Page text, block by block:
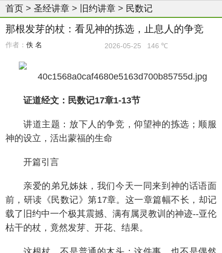
首页 > 圣经讲章 > 旧约讲章 > 民数记
那根发芽的杖：看见神的拣选，止息人的争竞
作者： 佚 名 2026-05-25 146 ℃
证道经文：民数记17章1-13节
讲道主题：放下人的争竞，仰望神的拣选；顺服
神的设立，活出蒙福的生命
开篇引言
亲爱的弟兄姊妹，我们今天一同来到神的话语面
前，研读《民数记》第17章。这一章篇幅不长，却记
载了旧约中一个极其震撼、满有属灵教训的神迹--亚伦
枯干的杖，竟然发芽、开花、结果。